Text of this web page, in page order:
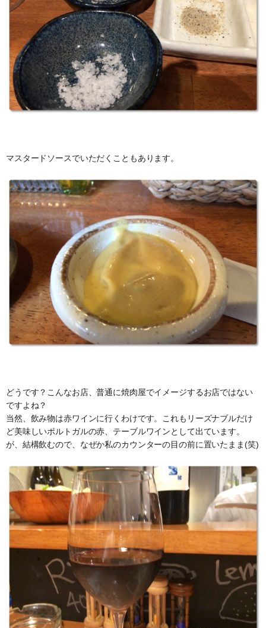
マスタードソースでいただくこともあります。
どうです？こんなお店、普通に焼肉屋でイメージするお店ではない
ですよね？
当然、飲み物は赤ワインに行くわけです。これもリーズナブルだけ
ど美味しいポルトガルの赤、テーブルワインとして出ています。
が、結構飲むので、なぜか私のカウンターの目の前に置いたまま(笑)